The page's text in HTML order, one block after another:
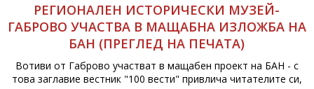
РЕГИОНАЛЕН ИСТОРИЧЕСКИ МУЗЕЙ-
ГАБРОВО УЧАСТВА В МАЩАБНА ИЗЛОЖБА НА
БАН (ПРЕГЛЕД НА ПЕЧАТА)
Вотиви от Габрово участват в мащабен проект на БАН - с
това заглавие вестник "100 вести" привлича читателите си,